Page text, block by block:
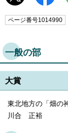
ページ番号1014990
一般の部
大賞
東北地方の「畑の
川合 正裕